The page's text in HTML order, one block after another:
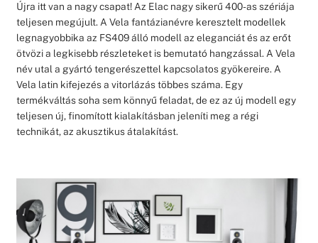
Újra itt van a nagy csapat! Az Elac nagy sikerű 400-as szériája
teljesen megújult. A Vela fantázianévre keresztelt modellek
legnagyobbika az FS409 álló modell az eleganciát és az erőt
ötvözi a legkisebb részleteket is bemutató hangzással. A Vela
név utal a gyártó tengerészettel kapcsolatos gyökereire. A
Vela latin kifejezés a vitorlázás többes száma. Egy
termékváltás soha sem könnyű feladat, de ez az új modell egy
teljesen új, finomított kialakításban jeleníti meg a régi
technikát, az akusztikus átalakítást.